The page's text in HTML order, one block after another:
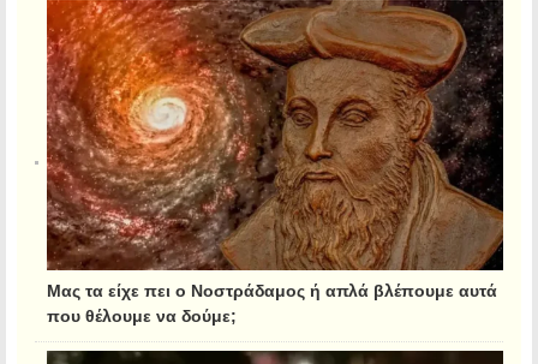
Μας τα είχε πει ο Νοστράδαμος ή απλά βλέπουμε αυτά
που θέλουμε να δούμε;